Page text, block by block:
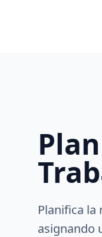
Planifica la
asignando